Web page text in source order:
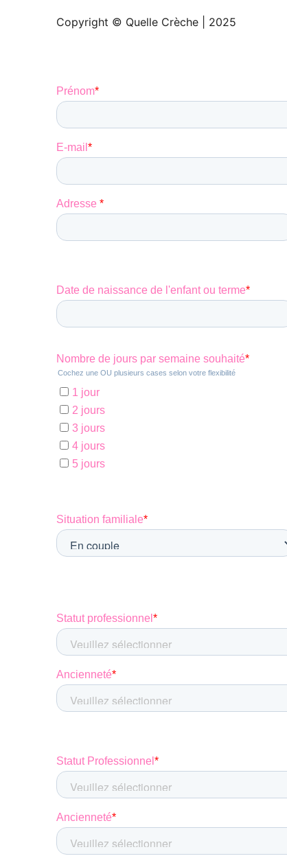
Copyright © Quelle Crèche | 2025